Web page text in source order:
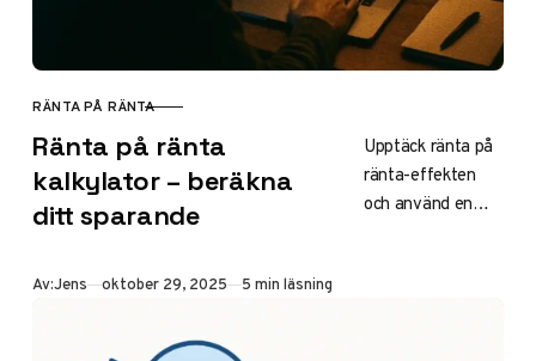
KATEGORI
RÄNTA PÅ RÄNTA
Ränta på ränta
kalkylator – beräkna
ditt sparande
Upptäck ränta på
ränta-effekten
och använd en
Av:Jens Publicerad
oktober 29, 2025 5 min läsning